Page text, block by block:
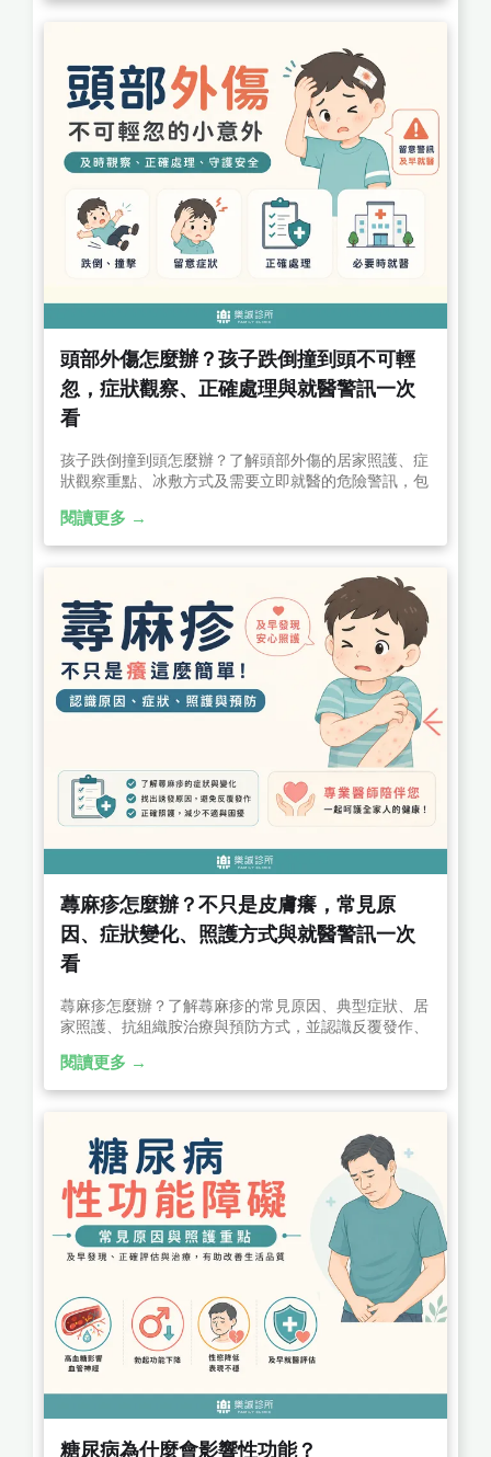
頭部外傷怎麼辦？孩子跌倒撞到頭不可輕
忽，症狀觀察、正確處理與就醫警訊一次
看
孩子跌倒撞到頭怎麼辦？了解頭部外傷的居家照護、症
狀觀察重點、冰敷方式及需要立即就醫的危險警訊，包
正確應對兒童頭部外傷。
閱讀更多 →
蕁麻疹怎麼辦？不只是皮膚癢，常見原
因、症狀變化、照護方式與就醫警訊一次
看
蕁麻疹怎麼辦？了解蕁麻疹的常見原因、典型症狀、居
家照護、抗組織胺治療與預防方式，並認識反覆發作、
狀、降低復發。
閱讀更多 →
糖尿病為什麼會影響性功能？